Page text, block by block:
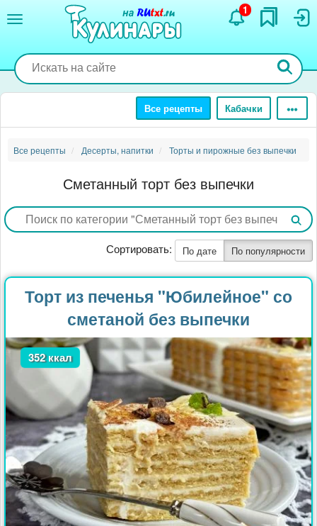
содержанию
1
Все рецепты Кабачки
Все рецепты Десерты, напитки Торты и пирожные без выпечки
Сметанный торт без выпечки
Сортировать: По дате По популярности
Торт из печенья "Юбилейное" со
сметаной без выпечки
352 ккал